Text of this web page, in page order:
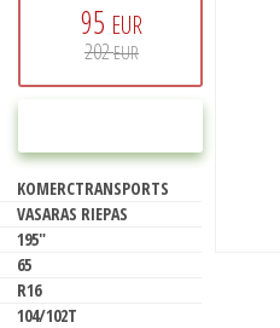
95 EUR
202EUR
KOMERCTRANSPORTS
VASARAS RIEPAS
195"
65
R16
104/102T